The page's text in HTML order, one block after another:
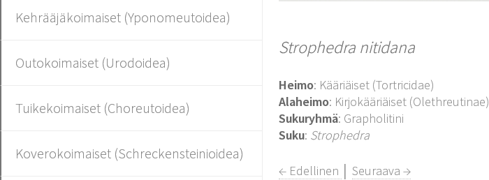
Kehrääjäkoimaiset (Yponomeutoidea)
Outokoimaiset (Urodoidea)
Tuikekoimaiset (Choreutoidea)
Koverokoimaiset (Schreckensteinioidea)
Strophedra nitidana
Heimo: Kääriäiset (Tortricidae)
Alaheimo: Kirjokääriäiset (Olethreutinae)
Sukuryhmä: Grapholitini
Suku: Strophedra
← Edellinen │Seuraava →